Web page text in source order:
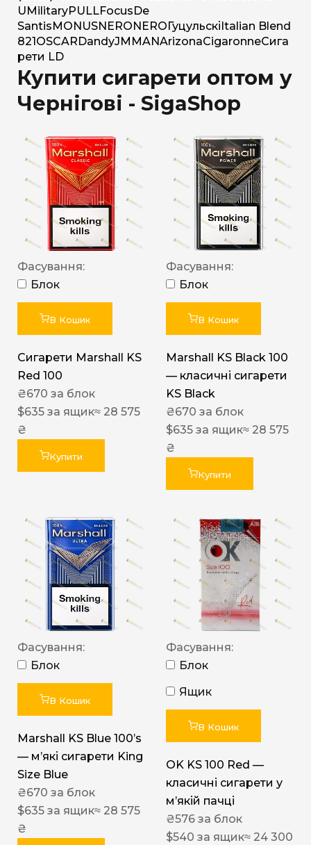
U MilitaryPULLFocus De
Santis MONUSNERO NERO Гуцульскі Italian Blend
821 OSCAR DandyJM MANArizonaCigaronneСига
рети LD
Купити сигарети оптом у
Чернігові - SigaShop
Фасування:
Блок
В Кошик
Сигарети Marshall KS
Red 100
₴670 за блок
$635 за ящик≈ 28 575
₴
Купити
Фасування:
Блок
В Кошик
Marshall KS Black 100
— класичні сигарети
KS Black
₴670 за блок
$635 за ящик≈ 28 575
₴
Купити
Фасування:
Блок
В Кошик
Marshall KS Blue 100’s
— м’які сигарети King
Size Blue
₴670 за блок
$635 за ящик≈ 28 575
₴
Фасування:
Блок
Ящик
В Кошик
OK KS 100 Red —
класичні сигарети у
м’якій пачці
₴576 за блок
$540 за ящик≈ 24 300